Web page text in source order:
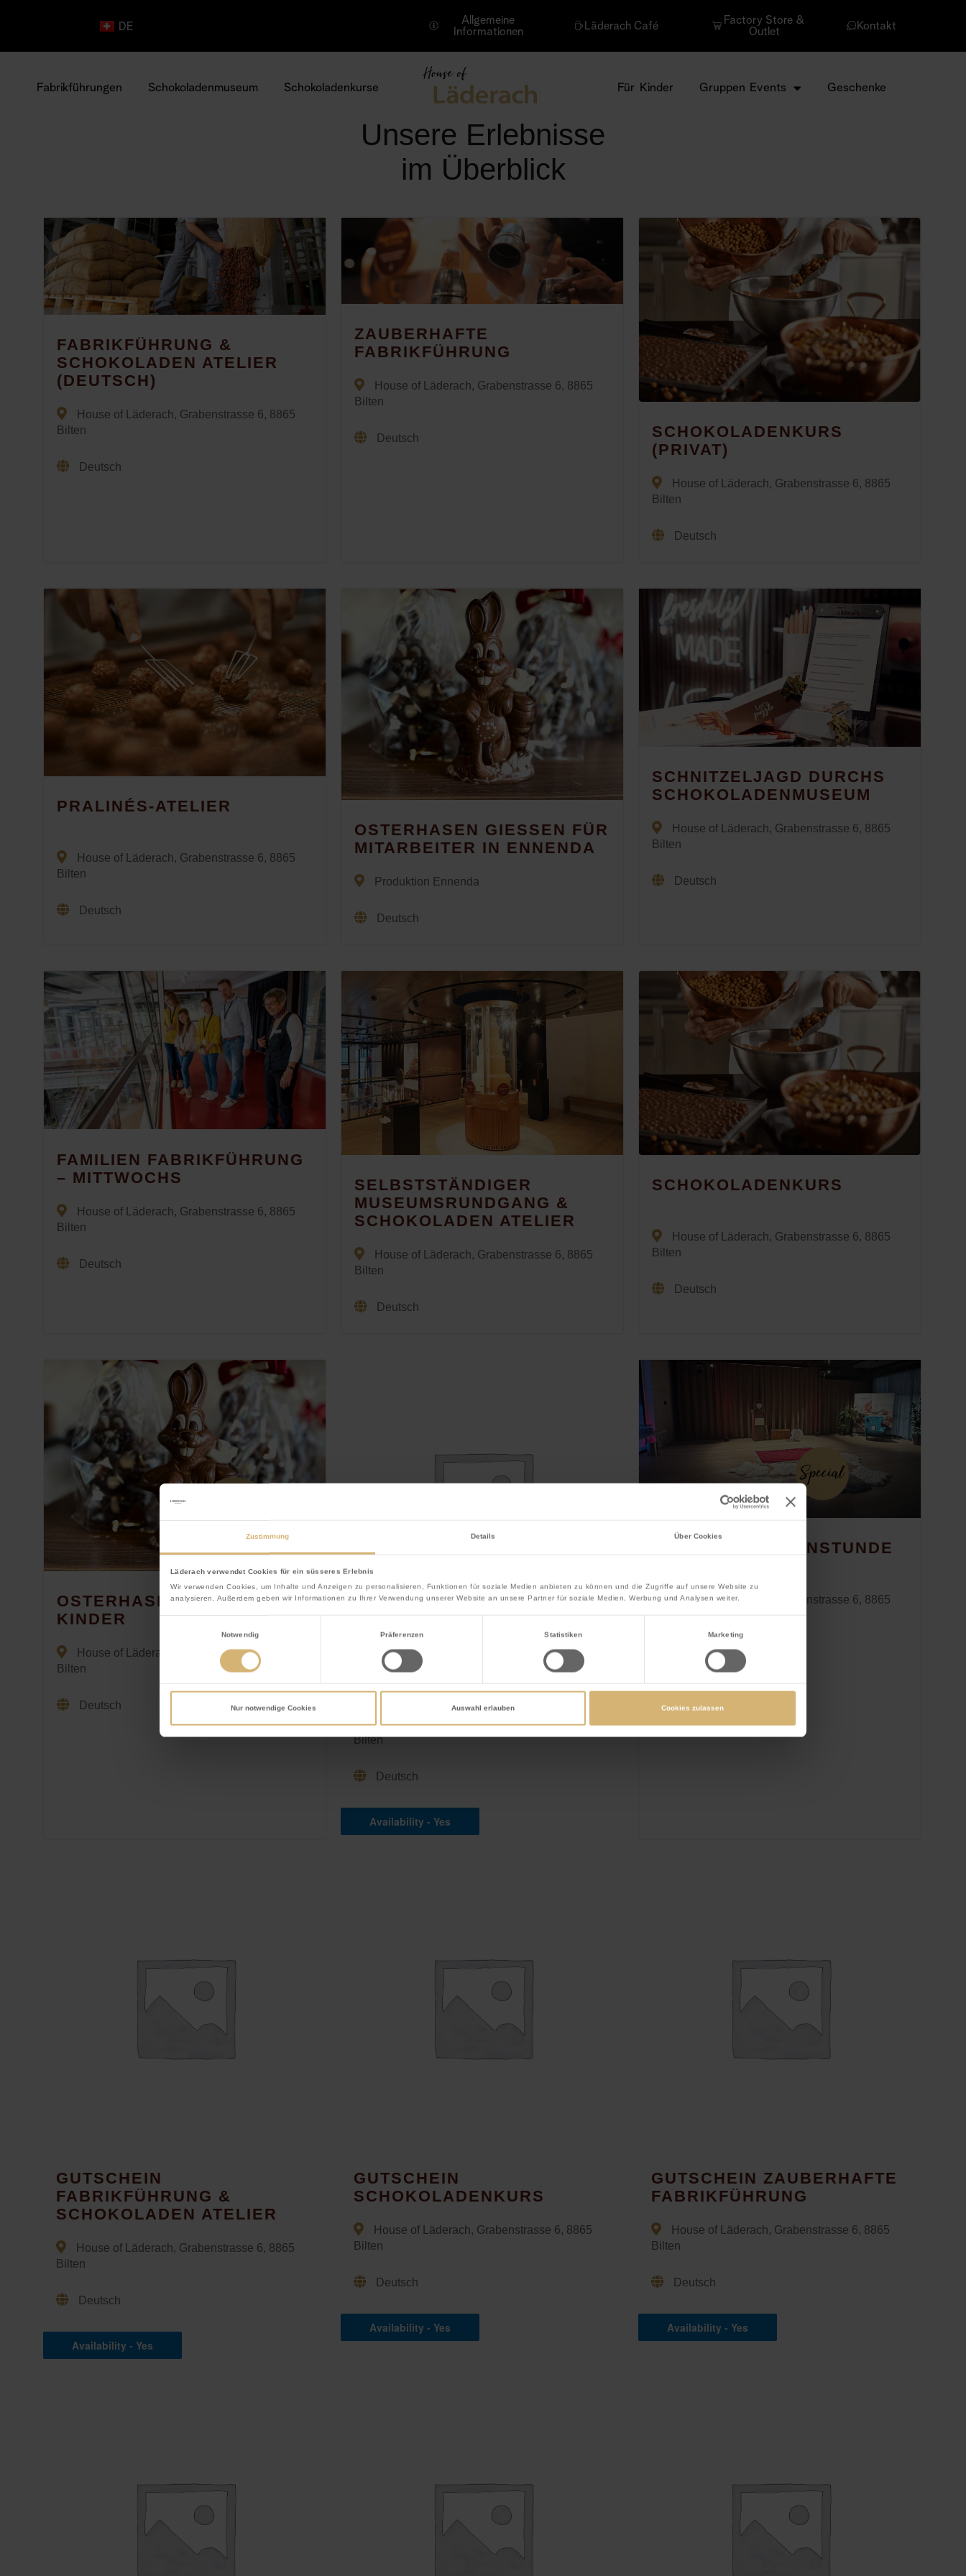
Zustimmung Details Über Cookies
Läderach verwendet Cookies für ein süsseres Erlebnis
Wir verwenden Cookies, um Inhalte und Anzeigen zu personalisieren, Funktionen für soziale Medien anbieten zu können und die Zugriffe auf unsere Website zu
analysieren. Außerdem geben wir Informationen zu Ihrer Verwendung unserer Website an unsere Partner für soziale Medien, Werbung und Analysen weiter.
Notwendig
Präferenzen Statistiken Marketing
Nur notwendige Cookies Auswahl erlauben Cookies zulassen
DE
Allgemeine
Informationen
Läderach Café
Factory Store &
Outlet
Kontakt
Fabrikführungen Schokoladenmuseum Schokoladenkurse Für Kinder Gruppen Events Geschenke
Unsere Erlebnisse
im Überblick
FABRIKFÜHRUNG &
SCHOKOLADEN ATELIER
(DEUTSCH)
House of Läderach, Grabenstrasse 6, 8865
Bilten
Deutsch
ZAUBERHAFTE
FABRIKFÜHRUNG
House of Läderach, Grabenstrasse 6, 8865
Bilten
Deutsch
SCHOKOLADENKURS
(PRIVAT)
House of Läderach, Grabenstrasse 6, 8865
Bilten
Deutsch
PRALINÉS-ATELIER
House of Läderach, Grabenstrasse 6, 8865
Bilten
Deutsch
OSTERHASEN GIESSEN FÜR
MITARBEITER IN ENNENDA
Produktion Ennenda
Deutsch
SCHNITZELJAGD DURCHS
SCHOKOLADENMUSEUM
House of Läderach, Grabenstrasse 6, 8865
Bilten
Deutsch
FAMILIEN FABRIKFÜHRUNG
– MITTWOCHS
House of Läderach, Grabenstrasse 6, 8865
Bilten
Deutsch
SELBSTSTÄNDIGER
MUSEUMSRUNDGANG &
SCHOKOLADEN ATELIER
House of Läderach, Grabenstrasse 6, 8865
Bilten
Deutsch
SCHOKOLADENKURS
House of Läderach, Grabenstrasse 6, 8865
Bilten
Deutsch
OSTERHASEN GIESSEN FÜR
KINDER
House of Läderach, Grabenstrasse 6, 8865
Bilten
Deutsch
KIDS BIRTHDAY
SCHOKOLADENKURS
House of Läderach, Grabenstrasse 6, 8865
Bilten
Deutsch
Availability - Yes
KINDER-MÄRCHENSTUNDE
House of Läderach, Grabenstrasse 6, 8865
Deutsch
GUTSCHEIN
FABRIKFÜHRUNG &
SCHOKOLADEN ATELIER
House of Läderach, Grabenstrasse 6, 8865
Bilten
Deutsch
Availability - Yes
GUTSCHEIN
SCHOKOLADENKURS
House of Läderach, Grabenstrasse 6, 8865
Bilten
Deutsch
Availability - Yes
GUTSCHEIN ZAUBERHAFTE
FABRIKFÜHRUNG
House of Läderach, Grabenstrasse 6, 8865
Bilten
Deutsch
Availability - Yes